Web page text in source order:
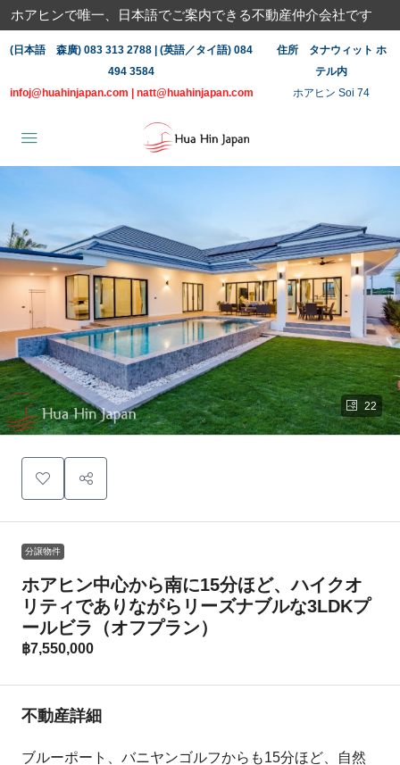
ホアヒンで唯一、日本語でご案内できる不動産仲介会社です
(日本語 森廣) 083 313 2788 | (英語／タイ語) 084
494 3584
infoj@huahinjapan.com
natt@huahinjapan.com
住所 タナウィット ホ
テル内
ホアヒン Soi 74
22
分譲物件
ホアヒン中心から南に15分ほど、ハイクオ
リティでありながらリーズナブルな3LDKプ
ールビラ（オフプラン）
฿7,550,000
不動産詳細
ブルーポート、バニヤンゴルフからも15分ほど、自然